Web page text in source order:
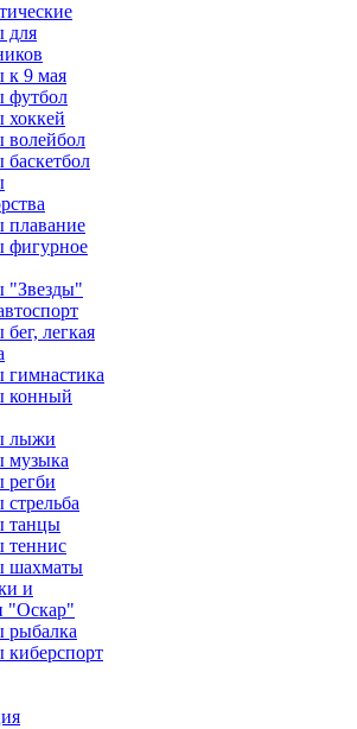
для
к 9 мая
футбол
хоккей
волейбол
баскетбол
плавание
фигурное
"Звезды"
легкая
гимнастика
конный
лыжи
музыка
регби
танцы
теннис
шахматы
и
"Оскар"
рыбалка
киберспорт